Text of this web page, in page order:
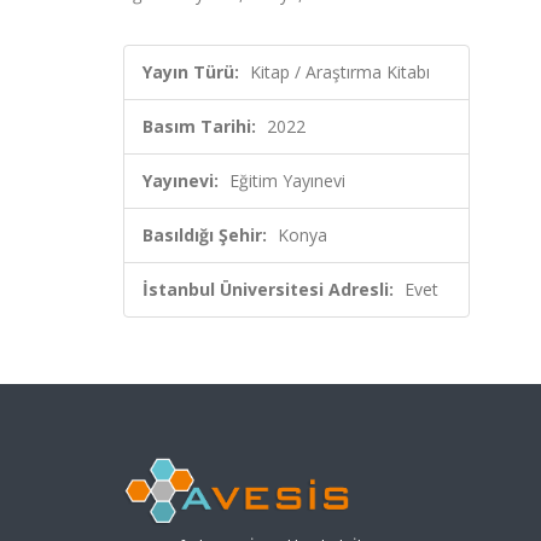
Yayın Türü: Kitap / Araştırma Kitabı
Basım Tarihi: 2022
Yayınevi: Eğitim Yayınevi
Basıldığı Şehir: Konya
İstanbul Üniversitesi Adresli: Evet